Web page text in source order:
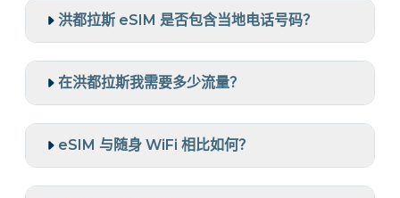
洪都拉斯 eSIM 是否包含当地电话号码？
在洪都拉斯我需要多少流量？
eSIM 与随身 WiFi 相比如何？